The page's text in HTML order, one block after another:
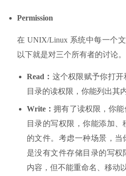
Permission
在 UNIX/Linux 系统中每一个
以下就是对三个所有者的讨论。
Read： 这个权限赋予你打
目录的读权限，你能列出其
Write：拥有了读权限，你
目录的写权限，你能添加
的文件。考虑一种场景，当
是没有文件存储目录的写
内容，但不能重命名、移动